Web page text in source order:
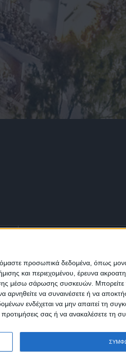
προσωπικά δεδομένα, όπως
και περιεχομένου, έρευνα
μέσω σάρωσης συσκευών. Μπορείτε
αρνηθείτε να συναινέσετε ή να
ενδέχεται να μην απαιτεί τη
προτιμήσεις σας ή να ανακαλέσετε τη